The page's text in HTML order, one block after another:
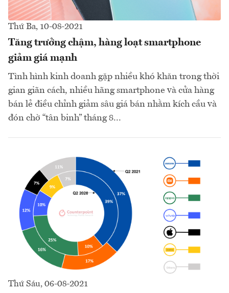
Thứ Ba, 10-08-2021
Tăng trưởng chậm, hàng loạt smartphone
giảm giá mạnh
Tình hình kinh doanh gặp nhiều khó khăn trong thời
gian giãn cách, nhiều hãng smartphone và cửa hàng
bán lẻ điều chỉnh giảm sâu giá bán nhằm kích cầu và
đón chờ “tân binh” tháng 8...
Thứ Sáu, 06-08-2021